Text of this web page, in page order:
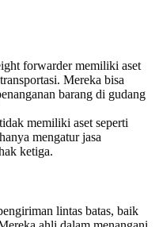
forwarder memiliki aset
Mereka bisa
barang di gudang
memiliki aset seperti
mengatur jasa
ketiga.
lintas batas, baik